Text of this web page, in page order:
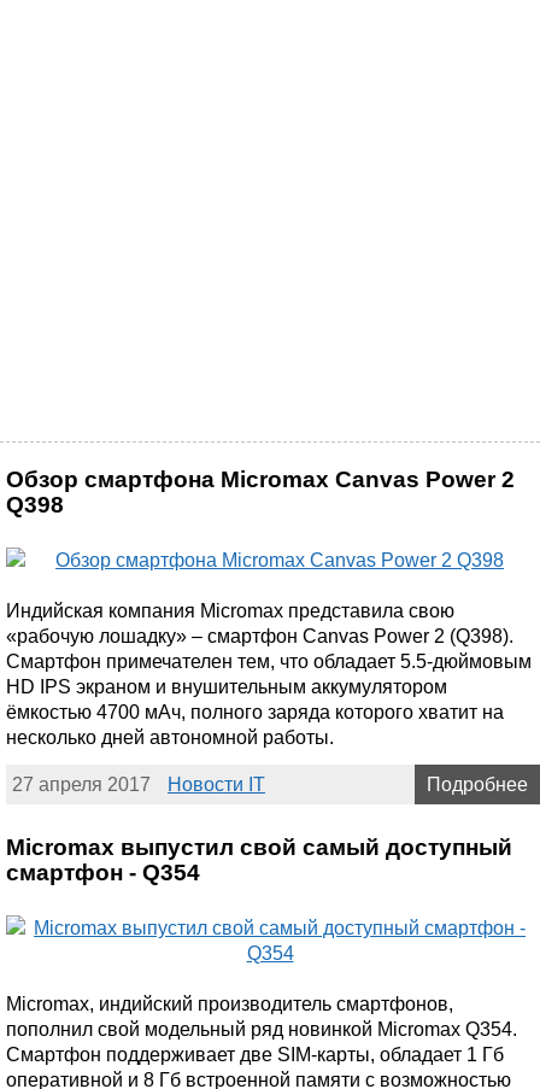
Обзор смартфона Micromax Canvas Power 2
Q398
Индийская компания Micromax представила свою
«рабочую лошадку» – смартфон Canvas Power 2 (Q398).
Смартфон примечателен тем, что обладает 5.5-дюймовым
HD IPS экраном и внушительным аккумулятором
ёмкостью 4700 мАч, полного заряда которого хватит на
несколько дней автономной работы.
27 апреля 2017 Новости IT Подробнее
Micromax выпустил свой самый доступный
смартфон - Q354
Micromax, индийский производитель смартфонов,
пополнил свой модельный ряд новинкой Micromax Q354.
Смартфон поддерживает две SIM-карты, обладает 1 Гб
оперативной и 8 Гб встроенной памяти с возможностью